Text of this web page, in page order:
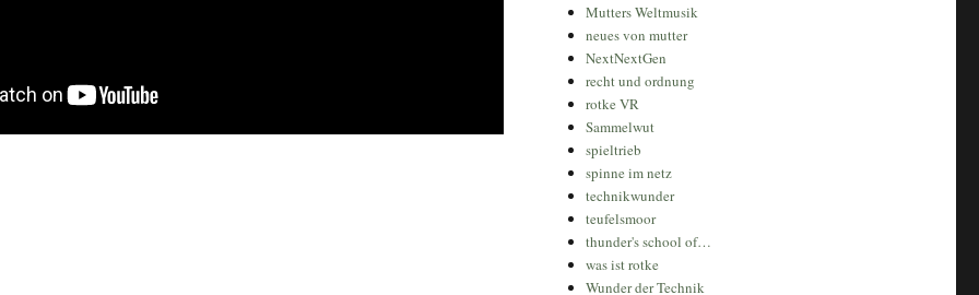
Mutters Weltmusik
neues von mutter
NextNextGen
recht und ordnung
rotke VR
Sammelwut
spieltrieb
spinne im netz
technikwunder
teufelsmoor
thunder's school of…
was ist rotke
Wunder der Technik